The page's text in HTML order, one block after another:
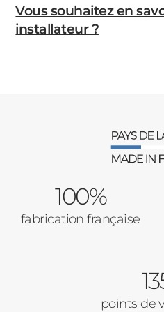
Vous souhaitez en
installateur ?
100%
fabrication française
points de